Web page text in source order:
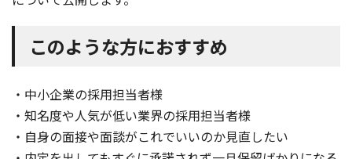
このような方におすすめ
・中小企業の採用担当者様
・知名度や人気が低い業界の採用担当者様
・自身の面接や面談がこれでいいのか見直したい